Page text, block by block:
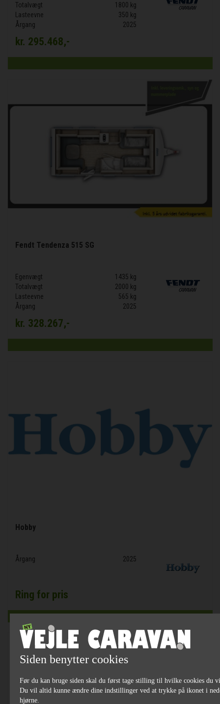
Totalvægt
1800 kg
Lasteevne
350 kg
Årgang
2025
kr. 295.468,-
Fendt Tendenza 515 SG
Egenvægt
1435 kg
Totalvægt
2000 kg
Lasteevne
565 kg
Årgang
2025
kr. 328.267,-
Hobby
Årgang 2025
Ring for pris
Siden benytter cookies
Før du kan bruge siden skal du først tage stilling til hvilke cookies du
Du vil altid kunne ændre dine indstillinger ved at trykke på ikonet i
hjørne.